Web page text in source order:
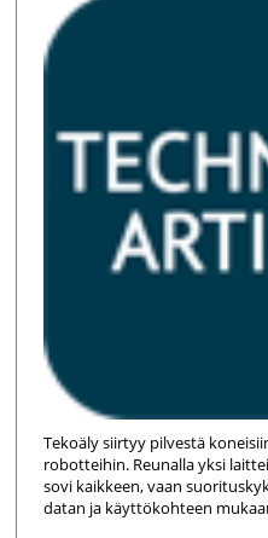
Tekoäly siirtyy pilvestä
robotteihin. Reunalla yksi
sovi kaikkeen, vaan
datan ja käyttökohteen